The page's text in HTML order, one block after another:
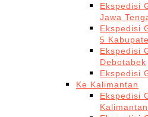
Ekspedisi
Jawa
Ekspedisi
5
Ekspedisi
Debotabek
Ekspedisi
Ke Kalimantan
Ekspedisi